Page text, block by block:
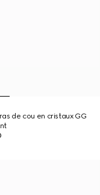
de cou en cristaux GG